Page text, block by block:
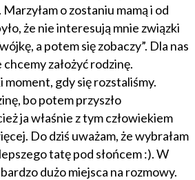
o zostaniu mamą i od
że nie interesują mnie związki
a potem się zobaczy”. Dla nas
chcemy założyć rodzinę.
moment, gdy się rozstaliśmy.
bo potem przyszło
ja właśnie z tym człowiekiem
Do dziś uważam, że wybrałam
tatę pod słońcem :). W
dużo miejsca na rozmowy.